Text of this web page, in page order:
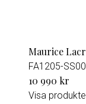
Maurice
FA1205-
10 990 kr
Visa